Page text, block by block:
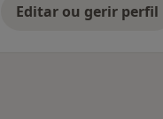
Editar ou gerir perfil